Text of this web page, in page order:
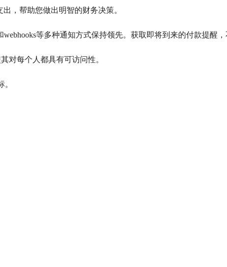
，帮助您做出明智的财务决策。
等多种通知方式保持领先。获取即将到来的付款提醒，
对每个人都具有可访问性。